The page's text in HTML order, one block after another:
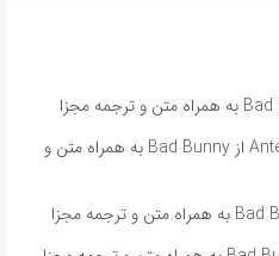
آهنگ اسپانیایی Antes que se acabe از Bad Bunny به همراه متن و